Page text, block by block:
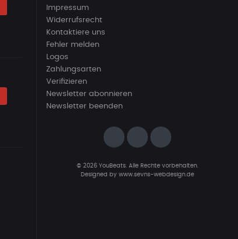
Impressum
Widerrufsrecht
Kontaktiere uns
Fehler melden
Logos
Zahlungsarten
Verifizieren
Newsletter abonnieren
Newsletter beenden
© 2026 YouBeats. Alle Rechte vorbehalten.
Designed by www.sevns-webdesign.de